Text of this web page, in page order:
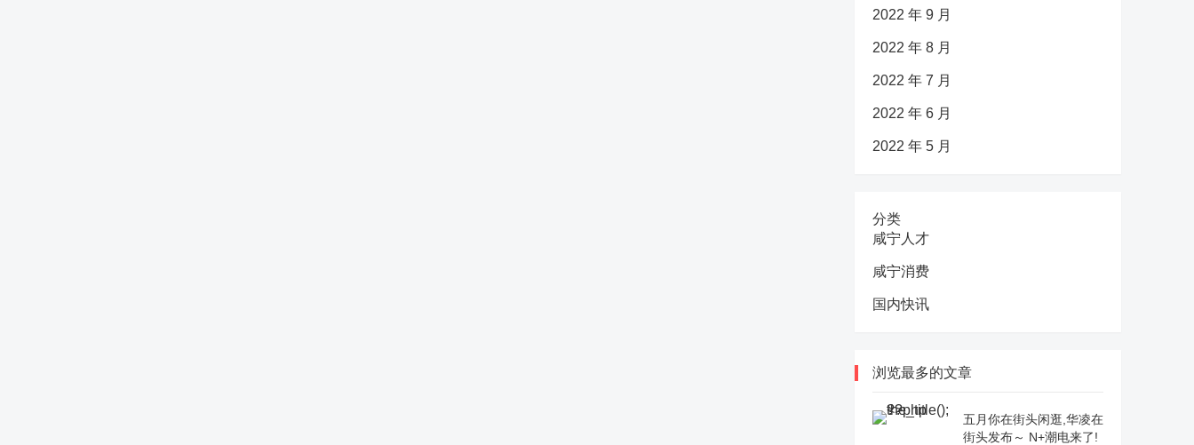
2022 年 9 月
2022 年 8 月
2022 年 7 月
2022 年 6 月
2022 年 5 月
分类
咸宁人才
咸宁消费
国内快讯
浏览最多的文章
五月你在街头闲逛,华凌在
街头发布～ N+潮电来了!